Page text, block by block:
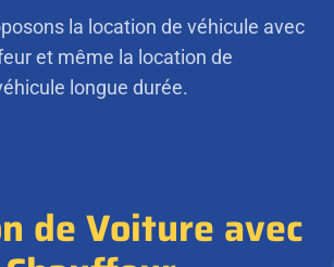
la location de véhicule avec
et même la location de
longue durée.
de Voiture avec